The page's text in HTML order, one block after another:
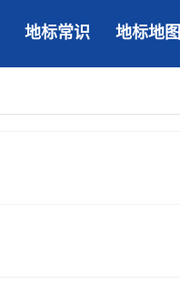
地标常识 地标地图